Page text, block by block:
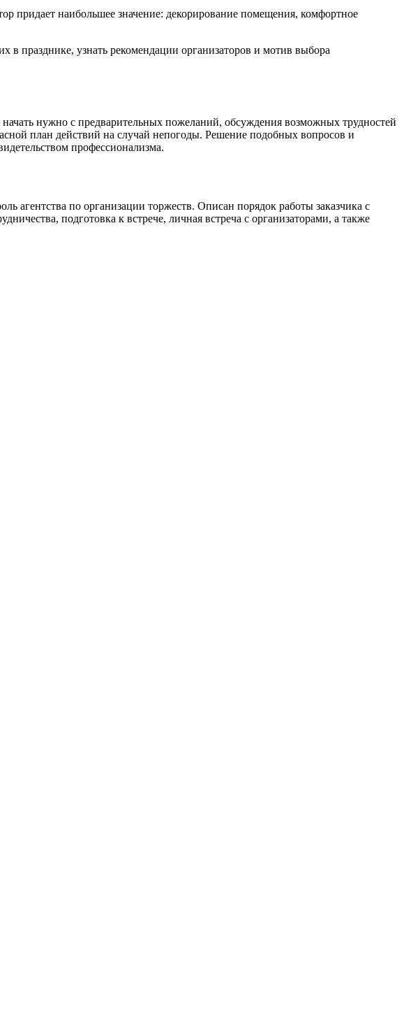
придает наибольшее значение: декорирование помещения, комфортное
в празднике, узнать рекомендации организаторов и мотив выбора
нужно с предварительных пожеланий, обсуждения возможных трудностей
план действий на случай непогоды. Решение подобных вопросов и
профессионализма.
агентства по организации торжеств. Описан порядок работы заказчика с
подготовка к встрече, личная встреча с организаторами, а также